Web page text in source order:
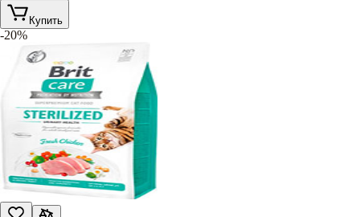
Купить
-20%